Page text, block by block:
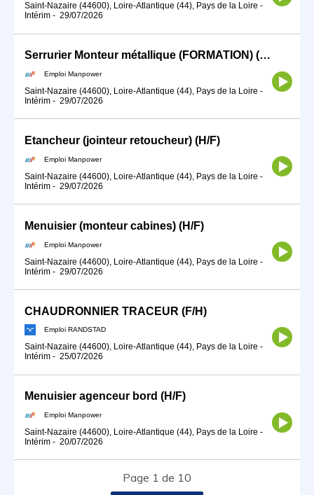
Saint-Nazaire (44600), Loire-Atlantique (44), Pays de la Loire -
Intérim - 29/07/2026
Serrurier Monteur métallique (FORMATION) (H/F)
Emploi Manpower
Saint-Nazaire (44600), Loire-Atlantique (44), Pays de la Loire -
Intérim - 29/07/2026
Etancheur (jointeur retoucheur) (H/F)
Emploi Manpower
Saint-Nazaire (44600), Loire-Atlantique (44), Pays de la Loire -
Intérim - 29/07/2026
Menuisier (monteur cabines) (H/F)
Emploi Manpower
Saint-Nazaire (44600), Loire-Atlantique (44), Pays de la Loire -
Intérim - 29/07/2026
CHAUDRONNIER TRACEUR (F/H)
Emploi RANDSTAD
Saint-Nazaire (44600), Loire-Atlantique (44), Pays de la Loire -
Intérim - 25/07/2026
Menuisier agenceur bord (H/F)
Emploi Manpower
Saint-Nazaire (44600), Loire-Atlantique (44), Pays de la Loire -
Intérim - 20/07/2026
Page 1 de 10